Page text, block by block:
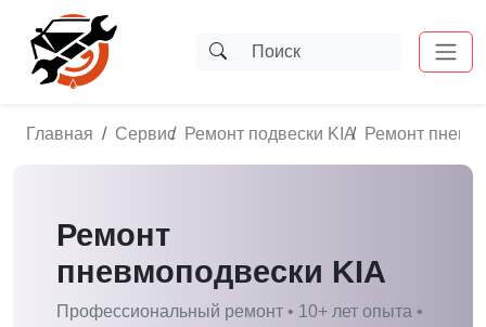
Главная Сервис Ремонт подвески KIA Ремонт
Ремонт
пневмоподвески KIA
Профессиональный ремонт • 10+ лет опыта •